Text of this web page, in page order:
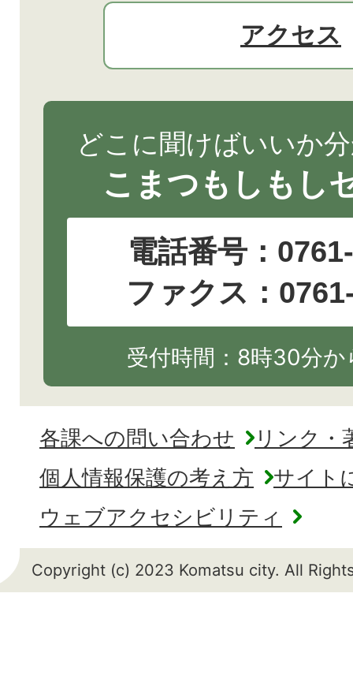
アクセス
どこに聞けばいいか
こまつもしもし
電話番号：
ファクス：
受付時間：8時30分
各課への問い合わせ
リンク・
個人情報保護の考え方
サイト
ウェブアクセシビリティ
Copyright (c) 2023 Komatsu city. All